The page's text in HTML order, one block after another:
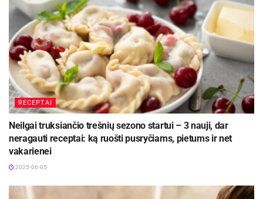
RECEPTAI
Neilgai truksiančio trešnių sezono startui – 3 nauji, dar
neragauti receptai: ką ruošti pusryčiams, pietums ir net
vakarienei
2025-06-05